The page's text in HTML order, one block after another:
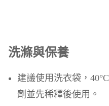
洗滌與保養
建議使用洗衣袋，
劑並先稀釋後使用。